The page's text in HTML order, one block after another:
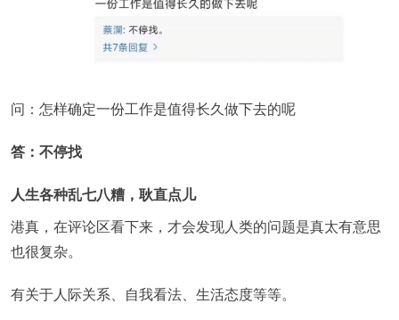
问：怎样确定一份工作是值得长久做下去的呢
答：不停找
人生各种乱七八糟，耿直点儿
港真，在评论区看下来，才会发现人类的问题是真太有意思
也很复杂。
有关于人际关系、自我看法、生活态度等等。